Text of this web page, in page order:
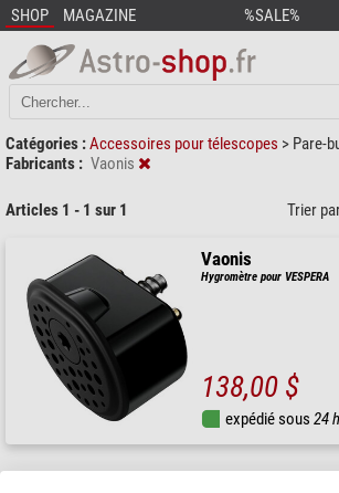
SHOP MAGAZINE %SALE%
Catégories :Accessoires pour télescopes > Pare-
Fabricants : Vaonis
Articles 1 - 1 sur 1 Trier
Vaonis
Hygromètre pour VESPERA
138,00 $
expédié sous24 h